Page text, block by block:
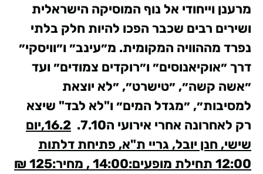
מרענן וייחודי אל נוף המוסיקה הישראלית
ושירים רבים שכבר הפכו להיות חלק בלתי
נפרד מההוויה המקומית. מ״עינב״ ו״וויסקי״
דרך ״אוקיאנוסים״ ו״רוקדים צמודים״ ועד
״אשה קשה״, ״טישרט״, ״לא יוצאת
למסיבות״, ״מגדל המים״ ו"לא לבד" שיצא
רק לאחרונה אחרי אירועי ה7.10.
16.2,יום
שישי, חנן יובל, גריי ת"א, פתיחת דלתות
12:00 תחילת מופעים:14:00 ,
מחיר:125 ₪